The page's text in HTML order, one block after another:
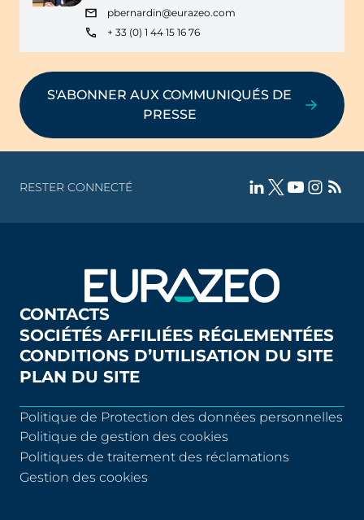
pbernardin@eurazeo.com
+ 33 (0) 1 44 15 16 76
S'ABONNER AUX COMMUNIQUÉS DE
PRESSE
RESTER CONNECTÉ
CONTACTS
SOCIÉTÉS AFFILIÉES RÉGLEMENTÉES
CONDITIONS D’UTILISATION DU SITE
PLAN DU SITE
Politique de Protection des données personnelles
Politique de gestion des cookies
Politiques de traitement des réclamations
Gestion des cookies